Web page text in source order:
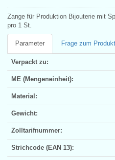
Zange für Produktion Bijouterie mit
pro 1 St.
Parameter Frage zum Produkt
Verpackt zu:
ME (Mengeneinheit):
Material:
Gewicht:
Zolltarifnummer:
Strichcode (EAN 13):